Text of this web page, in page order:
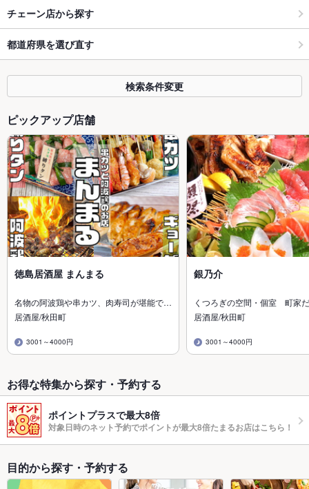
チェーン店から探す
都道府県を選び直す
検索条件変更
ピックアップ店舗
徳島居酒屋 まんまる
名物の阿波鶏や串カツ、肉寿司が堪能で…
居酒屋/秋田町
3001～4000円
銀乃介
くつろぎの空間・個室 町家
居酒屋/秋田町
3001～4000円
お得な特集から探す・予約する
ポイントプラスで最大8倍
対象日時のネット予約でポイントが最大8倍たまるお店はこちら！
目的から探す・予約する